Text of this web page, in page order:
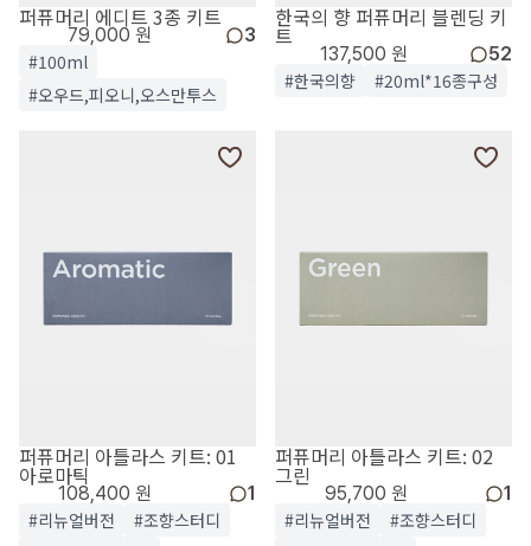
퍼퓨머리 에디트 3종 키트
79,000 원 3
#100ml
#오우드,피오니,오스만투스
한국의 향 퍼퓨머리 블렌딩 키
트
137,500 원 52
#한국의향 #20ml*16종구성
퍼퓨머리 아틀라스 키트: 01
아로마틱
108,400 원 1
#리뉴얼버전
#조향스터디
퍼퓨머리 아틀라스 키트: 02
그린
95,700 원 1
#리뉴얼버전
#조향스터디